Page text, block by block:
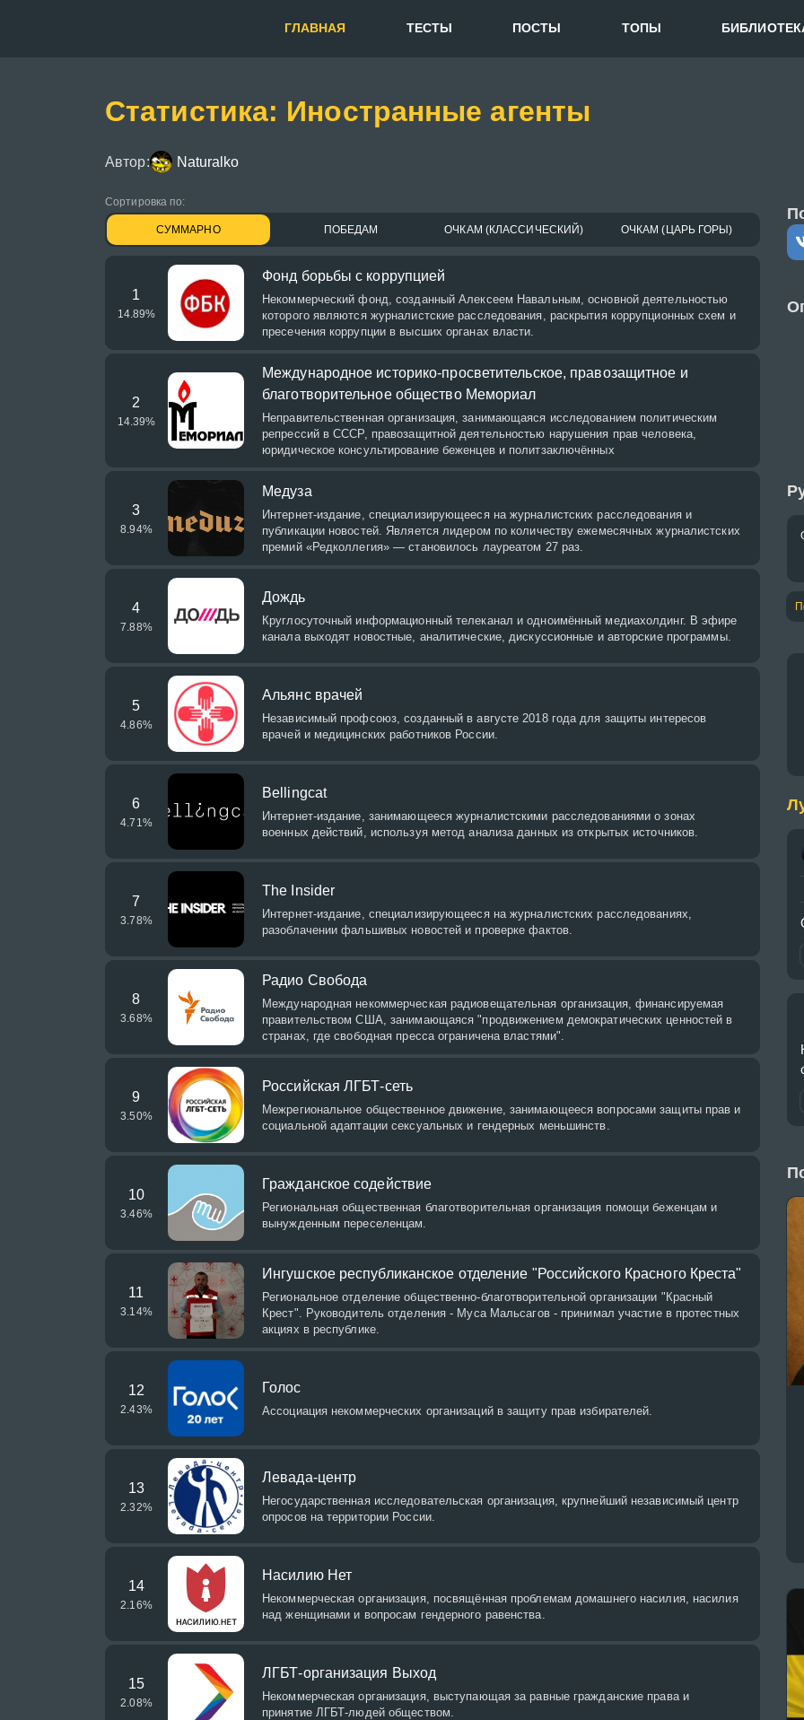
ГЛАВНАЯ ТЕСТЫ ПОСТЫ ТОПЫ
Статистика: Иностранные агенты
Автор: Naturalko
Сортировка по:
СУММАРНО ПОБЕДАМ ОЧКАМ (КЛАССИЧЕСКИЙ) ОЧКАМ (ЦАРЬ ГОРЫ)
1
14.89%
Фонд борьбы с коррупцией
Некоммерческий фонд, созданный Алексеем Навальным, основной деятельностью
которого являются журналистские расследования, раскрытия коррупционных схем и
пресечения коррупции в высших органах власти.
2
14.39%
Международное историко-просветительское, правозащитное и
благотворительное общество Мемориал
Неправительственная организация, занимающаяся исследованием политическим
репрессий в СССР, правозащитной деятельностью нарушения прав человека,
юридическое консультирование беженцев и политзаключённых
3
8.94%
Медуза
Интернет-издание, специализирующееся на журналистских расследования и
публикации новостей. Является лидером по количеству ежемесячных журналистских
премий «Редколлегия» — становилось лауреатом 27 раз.
4
7.88%
Дождь
Круглосуточный информационный телеканал и одноимённый медиахолдинг. В эфире
канала выходят новостные, аналитические, дискуссионные и авторские программы.
5
4.86%
Альянс врачей
Независимый профсоюз, созданный в августе 2018 года для защиты интересов
врачей и медицинских работников России.
6
4.71 %
Bellingcat
Интернет-издание, занимающееся журналистскими расследованиями о зонах
военных действий, используя метод анализа данных из открытых источников.
7
3.78%
The Insider
Интернет-издание, специализирующееся на журналистских расследованиях,
разоблачении фальшивых новостей и проверке фактов.
8
3.68%
Радио Свобода
Международная некоммерческая радиовещательная организация, финансируемая
правительством США, занимающаяся "продвижением демократических ценностей в
странах, где свободная пресса ограничена властями".
9
3.50%
Российская ЛГБТ-сеть
Межрегиональное общественное движение, занимающееся вопросами защиты прав и
социальной адаптации сексуальных и гендерных меньшинств.
10
3.46%
Гражданское содействие
Региональная общественная благотворительная организация помощи беженцам и
вынужденным переселенцам.
11
3.14%
Ингушское республиканское отделение "Российского Красного Креста"
Региональное отделение общественно-благотворительной организации "Красный
Крест". Руководитель отделения - Муса Мальсагов - принимал участие в протестных
акциях в республике.
12
2.43%
Голос
Ассоциация некоммерческих организаций в защиту прав избирателей.
13
2.32%
Левада-центр
Негосударственная исследовательская организация, крупнейший независимый центр
опросов на территории России.
14
2.16%
Насилию Нет
Некоммерческая организация, посвящённая проблемам домашнего насилия, насилия
над женщинами и вопросам гендерного равенства.
15
2.08%
ЛГБТ-организация Выход
Некоммерческая организация, выступающая за равные гражданские права и
принятие ЛГБТ-людей обществом.